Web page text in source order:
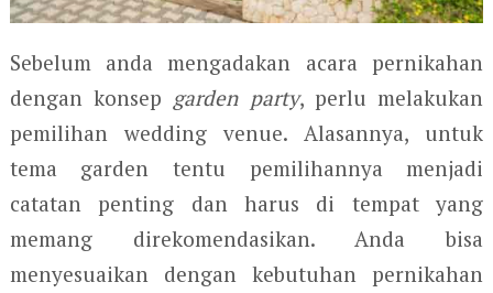
Sebelum anda mengadakan acara pernikahan
dengan konsep garden party, perlu melakukan
pemilihan wedding venue. Alasannya, untuk
tema garden tentu pemilihannya menjadi
catatan penting dan harus di tempat yang
memang direkomendasikan. Anda bisa
menyesuaikan dengan kebutuhan pernikahan